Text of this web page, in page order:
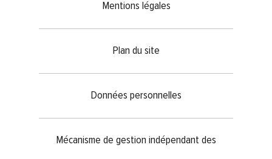
Mentions légales
Plan du site
Données personnelles
Mécanisme de gestion indépendant des